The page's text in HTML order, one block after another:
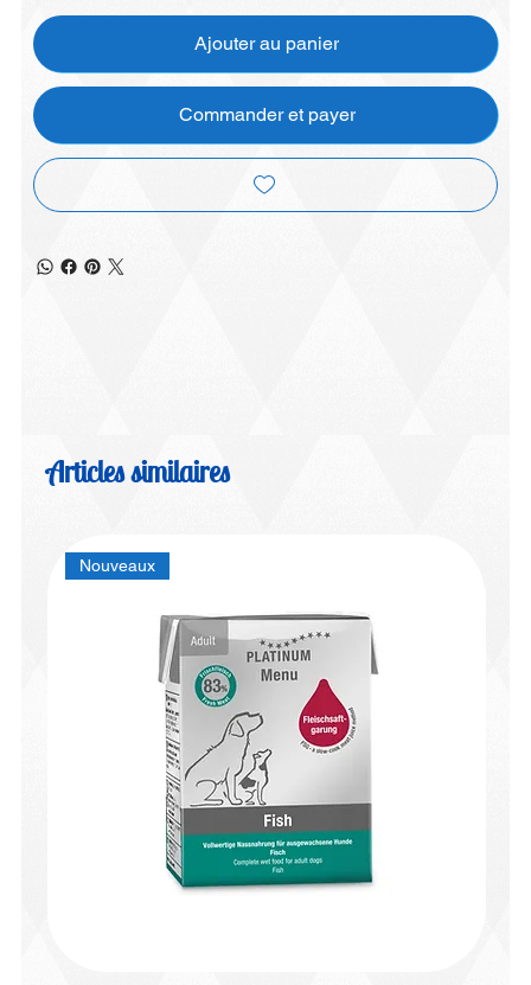
Ajouter au panier
Commander et payer
Articles similaires
Nouveaux